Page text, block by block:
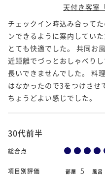
天付き客室
チェックイン時込み合って
ンできるように案内してい
とても快適でした。 共同お
近距離でづっとおしゃべり
長いできませんでした。 料
はなかったので3をつけさせ
ちょうどよい感じでした。
30代前半
総合点
項目別評価 部屋 5 風呂